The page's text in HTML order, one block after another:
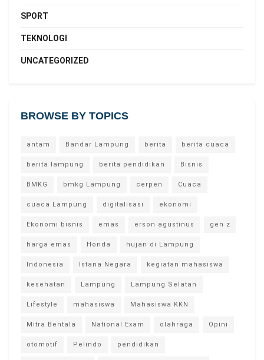
SPORT
TEKNOLOGI
UNCATEGORIZED
BROWSE BY TOPICS
antam Bandar Lampung berita berita cuaca
berita lampung berita pendidikan Bisnis
BMKG bmkg Lampung cerpen Cuaca
cuaca Lampung digitalisasi ekonomi
Ekonomi bisnis emas erson agustinus gen z
harga emas Honda hujan di Lampung
Indonesia Istana Negara kegiatan mahasiswa
kesehatan Lampung Lampung Selatan
Lifestyle mahasiswa Mahasiswa KKN
Mitra Bentala National Exam olahraga Opini
otomotif Pelindo pendidikan